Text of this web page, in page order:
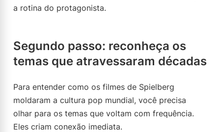
a rotina do protagonista.
Segundo passo: reconheça os
temas que atravessaram décadas
Para entender como os filmes de Spielberg
moldaram a cultura pop mundial, você precisa
olhar para os temas que voltam com frequência.
Eles criam conexão imediata.